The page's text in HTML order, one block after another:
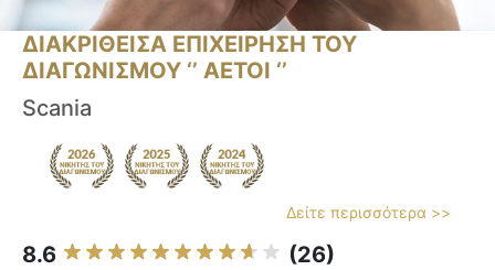
ΔΙΑΚΡΙΘΕΙΣΑ ΕΠΙΧΕΙΡΗΣΗ ΤΟΥ
ΔΙΑΓΩΝΙΣΜΟΥ ‘’ ΑΕΤΟΙ ‘’
Scania
Δείτε περισσότερα >>
8.6 (26)